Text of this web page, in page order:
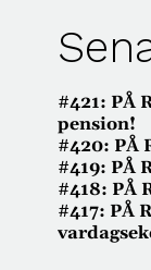
#421: PÅ
pension!
#420: PÅ
#419: PÅ
#418: PÅ
#417: PÅ